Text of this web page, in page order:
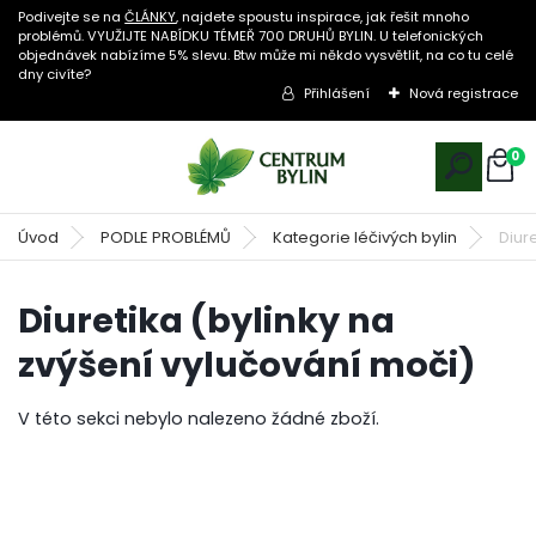
Podivejte se naČLÁNKY, najdete spoustu inspirace, jak řešit mnoho
problémů. VYUŽIJTE NABÍDKU TÉMEŘ 700 DRUHŮ BYLIN. U telefonických
objednávek nabízíme 5% slevu. Btw může mi někdo vysvětlit, na co tu celé
dny civíte?
Přihlášení
Nová registrace
0
Úvod PODLE PROBLÉMŮ Kategorie léčivých bylin
Diuretika (bylinky na
zvýšení vylučování moči)
V této sekci nebylo nalezeno žádné zboží.